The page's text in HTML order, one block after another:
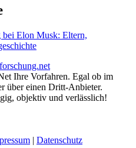
bei Elon Musk: Eltern,
Ihre Vorfahren. Egal ob im
über einen Dritt-Anbieter.
objektiv und verlässlich!
| Datenschutz